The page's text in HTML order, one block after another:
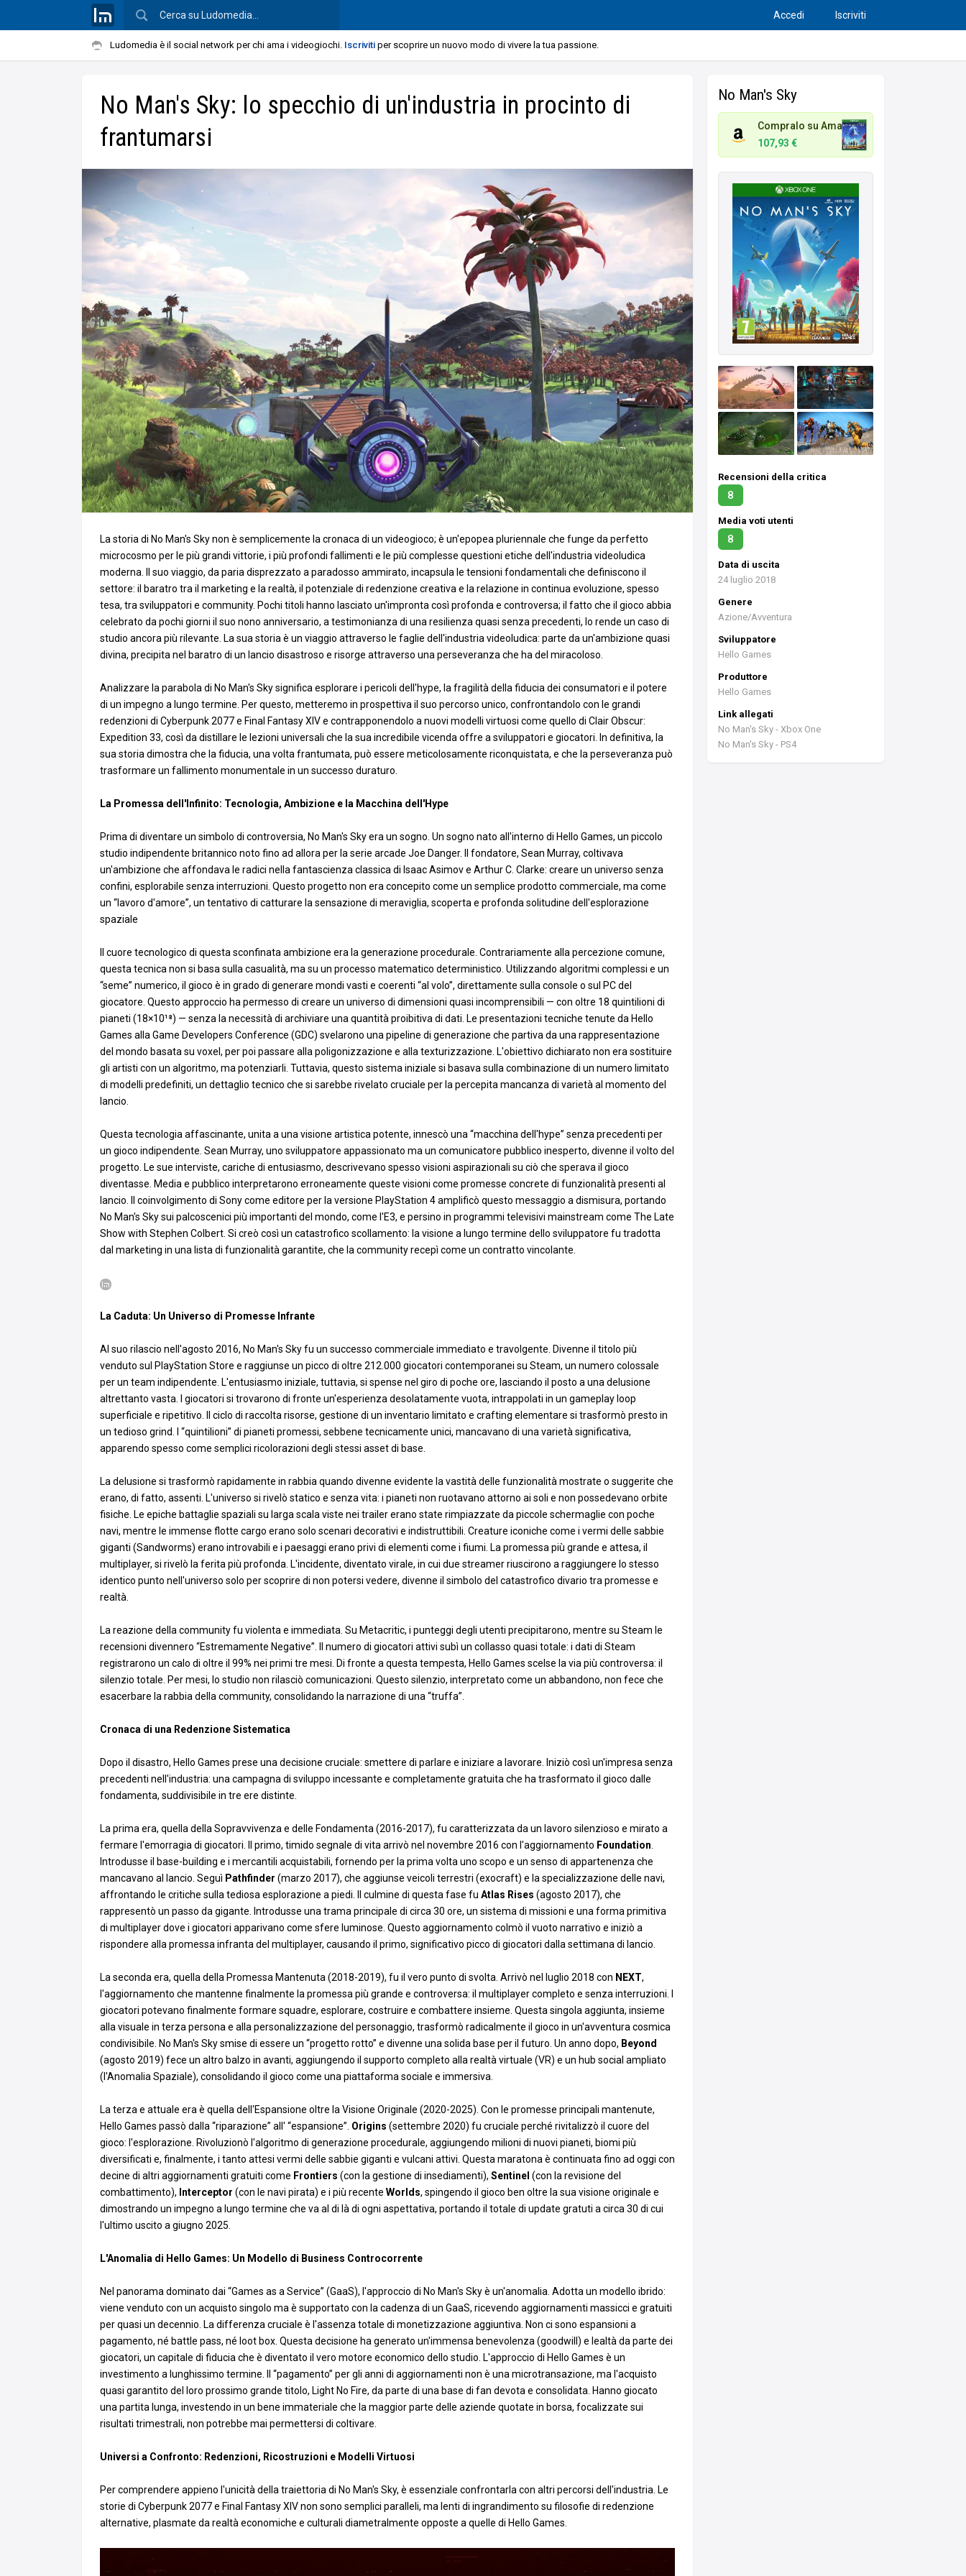
Accedi Iscriviti
Ludomedia è il social network per chi ama i videogiochi. Iscriviti per scoprire un nuovo modo di vivere la tua passione.
No Man's Sky: lo specchio di un'industria in procinto di
frantumarsi
La storia di No Man's Sky non è semplicemente la cronaca di un videogioco; è un'epopea pluriennale che funge da perfetto
microcosmo per le più grandi vittorie, i più profondi fallimenti e le più complesse questioni etiche dell'industria videoludica
moderna. Il suo viaggio, da paria disprezzato a paradosso ammirato, incapsula le tensioni fondamentali che definiscono il
settore: il baratro tra il marketing e la realtà, il potenziale di redenzione creativa e la relazione in continua evoluzione, spesso
tesa, tra sviluppatori e community. Pochi titoli hanno lasciato un'impronta così profonda e controversa; il fatto che il gioco abbia
celebrato da pochi giorni il suo nono anniversario, a testimonianza di una resilienza quasi senza precedenti, lo rende un caso di
studio ancora più rilevante. La sua storia è un viaggio attraverso le faglie dell'industria videoludica: parte da un'ambizione quasi
divina, precipita nel baratro di un lancio disastroso e risorge attraverso una perseveranza che ha del miracoloso.
Analizzare la parabola di No Man's Sky significa esplorare i pericoli dell'hype, la fragilità della fiducia dei consumatori e il potere
di un impegno a lungo termine. Per questo, metteremo in prospettiva il suo percorso unico, confrontandolo con le grandi
redenzioni di Cyberpunk 2077 e Final Fantasy XIV e contrapponendolo a nuovi modelli virtuosi come quello di Clair Obscur:
Expedition 33, così da distillare le lezioni universali che la sua incredibile vicenda offre a sviluppatori e giocatori. In definitiva, la
sua storia dimostra che la fiducia, una volta frantumata, può essere meticolosamente riconquistata, e che la perseveranza può
trasformare un fallimento monumentale in un successo duraturo.
La Promessa dell'Infinito: Tecnologia, Ambizione e la Macchina dell'Hype
Prima di diventare un simbolo di controversia, No Man's Sky era un sogno. Un sogno nato all'interno di Hello Games, un piccolo
studio indipendente britannico noto fino ad allora per la serie arcade Joe Danger. Il fondatore, Sean Murray, coltivava
un'ambizione che affondava le radici nella fantascienza classica di Isaac Asimov e Arthur C. Clarke: creare un universo senza
confini, esplorabile senza interruzioni. Questo progetto non era concepito come un semplice prodotto commerciale, ma come
un “lavoro d'amore”, un tentativo di catturare la sensazione di meraviglia, scoperta e profonda solitudine dell'esplorazione
spaziale
Il cuore tecnologico di questa sconfinata ambizione era la generazione procedurale. Contrariamente alla percezione comune,
questa tecnica non si basa sulla casualità, ma su un processo matematico deterministico. Utilizzando algoritmi complessi e un
“seme” numerico, il gioco è in grado di generare mondi vasti e coerenti “al volo”, direttamente sulla console o sul PC del
giocatore. Questo approccio ha permesso di creare un universo di dimensioni quasi incomprensibili — con oltre 18 quintilioni di
pianeti (18×10¹⁸) — senza la necessità di archiviare una quantità proibitiva di dati. Le presentazioni tecniche tenute da Hello
Games alla Game Developers Conference (GDC) svelarono una pipeline di generazione che partiva da una rappresentazione
del mondo basata su voxel, per poi passare alla poligonizzazione e alla texturizzazione. L'obiettivo dichiarato non era sostituire
gli artisti con un algoritmo, ma potenziarli. Tuttavia, questo sistema iniziale si basava sulla combinazione di un numero limitato
di modelli predefiniti, un dettaglio tecnico che si sarebbe rivelato cruciale per la percepita mancanza di varietà al momento del
lancio.
Questa tecnologia affascinante, unita a una visione artistica potente, innescò una “macchina dell'hype” senza precedenti per
un gioco indipendente. Sean Murray, uno sviluppatore appassionato ma un comunicatore pubblico inesperto, divenne il volto del
progetto. Le sue interviste, cariche di entusiasmo, descrivevano spesso visioni aspirazionali su ciò che sperava il gioco
diventasse. Media e pubblico interpretarono erroneamente queste visioni come promesse concrete di funzionalità presenti al
lancio. Il coinvolgimento di Sony come editore per la versione PlayStation 4 amplificò questo messaggio a dismisura, portando
No Man's Sky sui palcoscenici più importanti del mondo, come l'E3, e persino in programmi televisivi mainstream come The Late
Show with Stephen Colbert. Si creò così un catastrofico scollamento: la visione a lungo termine dello sviluppatore fu tradotta
dal marketing in una lista di funzionalità garantite, che la community recepì come un contratto vincolante.
La Caduta: Un Universo di Promesse Infrante
Al suo rilascio nell'agosto 2016, No Man's Sky fu un successo commerciale immediato e travolgente. Divenne il titolo più
venduto sul PlayStation Store e raggiunse un picco di oltre 212.000 giocatori contemporanei su Steam, un numero colossale
per un team indipendente. L'entusiasmo iniziale, tuttavia, si spense nel giro di poche ore, lasciando il posto a una delusione
altrettanto vasta. I giocatori si trovarono di fronte un'esperienza desolatamente vuota, intrappolati in un gameplay loop
superficiale e ripetitivo. Il ciclo di raccolta risorse, gestione di un inventario limitato e crafting elementare si trasformò presto in
un tedioso grind. I “quintilioni” di pianeti promessi, sebbene tecnicamente unici, mancavano di una varietà significativa,
apparendo spesso come semplici ricolorazioni degli stessi asset di base.
La delusione si trasformò rapidamente in rabbia quando divenne evidente la vastità delle funzionalità mostrate o suggerite che
erano, di fatto, assenti. L'universo si rivelò statico e senza vita: i pianeti non ruotavano attorno ai soli e non possedevano orbite
fisiche. Le epiche battaglie spaziali su larga scala viste nei trailer erano state rimpiazzate da piccole schermaglie con poche
navi, mentre le immense flotte cargo erano solo scenari decorativi e indistruttibili. Creature iconiche come i vermi delle sabbie
giganti (Sandworms) erano introvabili e i paesaggi erano privi di elementi come i fiumi. La promessa più grande e attesa, il
multiplayer, si rivelò la ferita più profonda. L'incidente, diventato virale, in cui due streamer riuscirono a raggiungere lo stesso
identico punto nell'universo solo per scoprire di non potersi vedere, divenne il simbolo del catastrofico divario tra promesse e
realtà.
La reazione della community fu violenta e immediata. Su Metacritic, i punteggi degli utenti precipitarono, mentre su Steam le
recensioni divennero “Estremamente Negative”. Il numero di giocatori attivi subì un collasso quasi totale: i dati di Steam
registrarono un calo di oltre il 99% nei primi tre mesi. Di fronte a questa tempesta, Hello Games scelse la via più controversa: il
silenzio totale. Per mesi, lo studio non rilasciò comunicazioni. Questo silenzio, interpretato come un abbandono, non fece che
esacerbare la rabbia della community, consolidando la narrazione di una “truffa”.
Cronaca di una Redenzione Sistematica
Dopo il disastro, Hello Games prese una decisione cruciale: smettere di parlare e iniziare a lavorare. Iniziò così un'impresa senza
precedenti nell'industria: una campagna di sviluppo incessante e completamente gratuita che ha trasformato il gioco dalle
fondamenta, suddivisibile in tre ere distinte.
La prima era, quella della Sopravvivenza e delle Fondamenta (2016-2017), fu caratterizzata da un lavoro silenzioso e mirato a
fermare l'emorragia di giocatori. Il primo, timido segnale di vita arrivò nel novembre 2016 con l'aggiornamento Foundation.
Introdusse il base-building e i mercantili acquistabili, fornendo per la prima volta uno scopo e un senso di appartenenza che
mancavano al lancio. Seguì Pathfinder (marzo 2017), che aggiunse veicoli terrestri (exocraft) e la specializzazione delle navi,
affrontando le critiche sulla tediosa esplorazione a piedi. Il culmine di questa fase fu Atlas Rises (agosto 2017), che
rappresentò un passo da gigante. Introdusse una trama principale di circa 30 ore, un sistema di missioni e una forma primitiva
di multiplayer dove i giocatori apparivano come sfere luminose. Questo aggiornamento colmò il vuoto narrativo e iniziò a
rispondere alla promessa infranta del multiplayer, causando il primo, significativo picco di giocatori dalla settimana di lancio.
La seconda era, quella della Promessa Mantenuta (2018-2019), fu il vero punto di svolta. Arrivò nel luglio 2018 con NEXT,
l'aggiornamento che mantenne finalmente la promessa più grande e controversa: il multiplayer completo e senza interruzioni. I
giocatori potevano finalmente formare squadre, esplorare, costruire e combattere insieme. Questa singola aggiunta, insieme
alla visuale in terza persona e alla personalizzazione del personaggio, trasformò radicalmente il gioco in un'avventura cosmica
condivisibile. No Man's Sky smise di essere un “progetto rotto” e divenne una solida base per il futuro. Un anno dopo, Beyond
(agosto 2019) fece un altro balzo in avanti, aggiungendo il supporto completo alla realtà virtuale (VR) e un hub social ampliato
(l'Anomalia Spaziale), consolidando il gioco come una piattaforma sociale e immersiva.
La terza e attuale era è quella dell'Espansione oltre la Visione Originale (2020-2025). Con le promesse principali mantenute,
Hello Games passò dalla “riparazione” all' “espansione”. Origins (settembre 2020) fu cruciale perché rivitalizzò il cuore del
gioco: l'esplorazione. Rivoluzionò l'algoritmo di generazione procedurale, aggiungendo milioni di nuovi pianeti, biomi più
diversificati e, finalmente, i tanto attesi vermi delle sabbie giganti e vulcani attivi. Questa maratona è continuata fino ad oggi con
decine di altri aggiornamenti gratuiti come Frontiers (con la gestione di insediamenti), Sentinel (con la revisione del
combattimento), Interceptor (con le navi pirata) e i più recente Worlds, spingendo il gioco ben oltre la sua visione originale e
dimostrando un impegno a lungo termine che va al di là di ogni aspettativa, portando il totale di update gratuti a circa 30 di cui
l'ultimo uscito a giugno 2025.
L'Anomalia di Hello Games: Un Modello di Business Controcorrente
Nel panorama dominato dai “Games as a Service” (GaaS), l'approccio di No Man's Sky è un'anomalia. Adotta un modello ibrido:
viene venduto con un acquisto singolo ma è supportato con la cadenza di un GaaS, ricevendo aggiornamenti massicci e gratuiti
per quasi un decennio. La differenza cruciale è l'assenza totale di monetizzazione aggiuntiva. Non ci sono espansioni a
pagamento, né battle pass, né loot box. Questa decisione ha generato un'immensa benevolenza (goodwill) e lealtà da parte dei
giocatori, un capitale di fiducia che è diventato il vero motore economico dello studio. L'approccio di Hello Games è un
investimento a lunghissimo termine. Il “pagamento” per gli anni di aggiornamenti non è una microtransazione, ma l'acquisto
quasi garantito del loro prossimo grande titolo, Light No Fire, da parte di una base di fan devota e consolidata. Hanno giocato
una partita lunga, investendo in un bene immateriale che la maggior parte delle aziende quotate in borsa, focalizzate sui
risultati trimestrali, non potrebbe mai permettersi di coltivare.
Universi a Confronto: Redenzioni, Ricostruzioni e Modelli Virtuosi
Per comprendere appieno l'unicità della traiettoria di No Man's Sky, è essenziale confrontarla con altri percorsi dell'industria. Le
storie di Cyberpunk 2077 e Final Fantasy XIV non sono semplici paralleli, ma lenti di ingrandimento su filosofie di redenzione
alternative, plasmate da realtà economiche e culturali diametralmente opposte a quelle di Hello Games.
No Man's Sky
Compralo su Amazon.it
107,93 €
Recensioni della critica
8
Media voti utenti
8
Data di uscita
24 luglio 2018
Genere
Azione/Avventura
Sviluppatore
Hello Games
Produttore
Hello Games
Link allegati
No Man's Sky - Xbox One
No Man's Sky - PS4